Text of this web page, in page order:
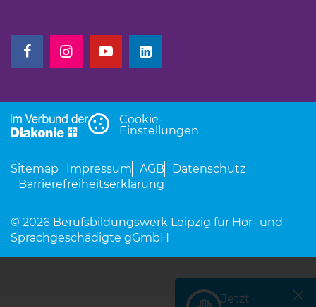
Jetzt
(Link öffnet einen neuen Tab)
(Link öffnet einen neuen Tab)
(Link öffnet einen neuen Tab)
(Link öffnet einen neuen Tab)
Cookie-
Einstellungen
Sitemap Impressum AGB
Datenschutz
Barrierefreiheitserklärung
© 2026 Berufsbildungswerk Leipzig für Hör- und
Sprachgeschädigte gGmbH